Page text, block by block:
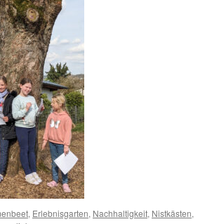
, Erlebnisgarten, Nachhaltigkeit, Nistkästen,